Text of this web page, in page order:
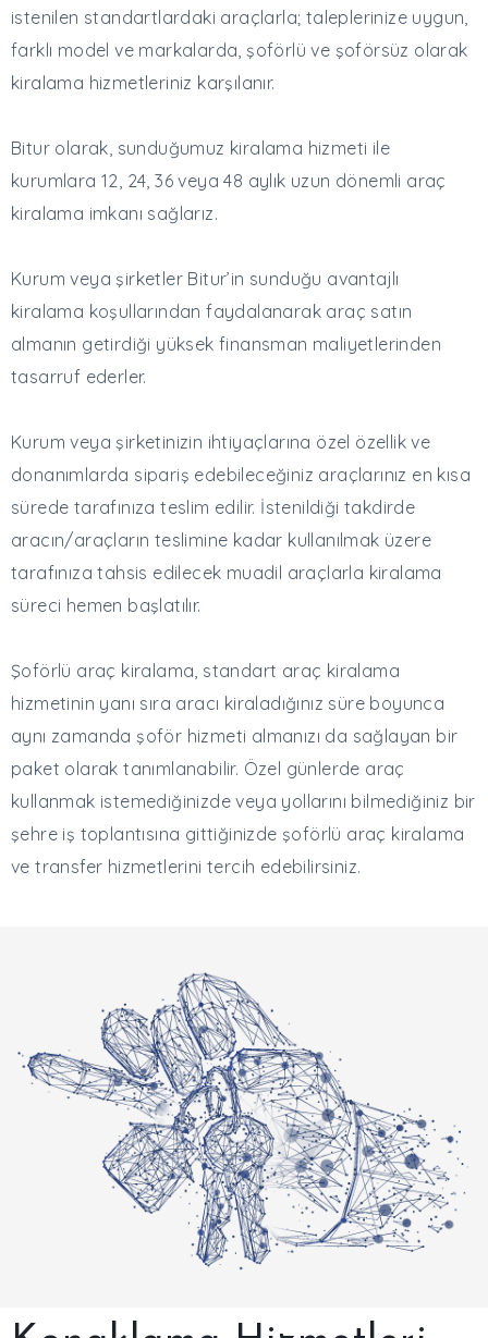
istenilen standartlardaki araçlarla; taleplerinize uygun,
farklı model ve markalarda, şoförlü ve şoförsüz olarak
kiralama hizmetleriniz karşılanır.
Bitur olarak, sunduğumuz kiralama hizmeti ile
kurumlara 12, 24, 36 veya 48 aylık uzun dönemli araç
kiralama imkanı sağlarız.
Kurum veya şirketler Bitur’in sunduğu avantajlı
kiralama koşullarından faydalanarak araç satın
almanın getirdiği yüksek finansman maliyetlerinden
tasarruf ederler.
Kurum veya şirketinizin ihtiyaçlarına özel özellik ve
donanımlarda sipariş edebileceğiniz araçlarınız en kısa
sürede tarafınıza teslim edilir. İstenildiği takdirde
aracın/araçların teslimine kadar kullanılmak üzere
tarafınıza tahsis edilecek muadil araçlarla kiralama
süreci hemen başlatılır.
Şoförlü araç kiralama, standart araç kiralama
hizmetinin yanı sıra aracı kiraladığınız süre boyunca
aynı zamanda şoför hizmeti almanızı da sağlayan bir
paket olarak tanımlanabilir. Özel günlerde araç
kullanmak istemediğinizde veya yollarını bilmediğiniz bir
şehre iş toplantısına gittiğinizde şoförlü araç kiralama
ve transfer hizmetlerini tercih edebilirsiniz.